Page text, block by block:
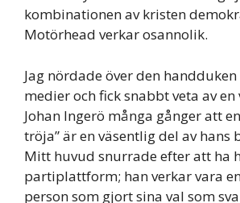
kombinationen av kristen
Motörhead verkar osannolik.
Jag nördade över den
medier och fick snabbt veta av
Johan Ingerö många gånger att
tröja” är en väsentlig del av hans
Mitt huvud snurrade efter att ha
partiplattform; han verkar vara
person som gjort sina val som